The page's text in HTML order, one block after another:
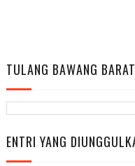
TULANG BAWANG BARAT
ENTRI YANG